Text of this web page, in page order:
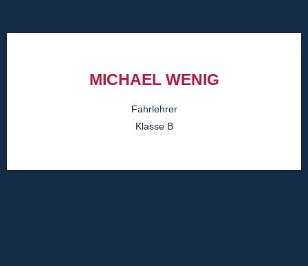
MICHAEL WENIG
Fahrlehrer
Klasse B